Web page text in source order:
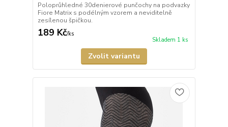
Poloprůhledné 30denierové punčochy na podvazky
Fiore Matrix s podélným vzorem a neviditelně
zesílenou špičkou.
189 Kč/ks
Skladem 1 ks
Zvolit variantu